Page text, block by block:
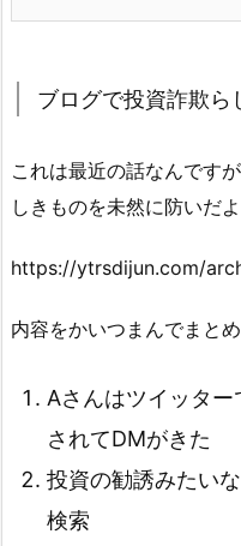
ブログで投資詐欺ら
これは最近の話なんです
しきものを未然に防いだよ
https://ytrsdijun.com/
内容をかいつまんでまとめ
Aさんはツイッタ
されてDMがきた
投資の勧誘みたい
検索